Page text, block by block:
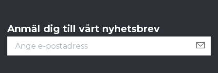
Anmäl dig till vårt nyhetsbrev